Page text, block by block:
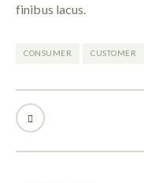
finibus lacus.
CONSUMER CUSTOMER